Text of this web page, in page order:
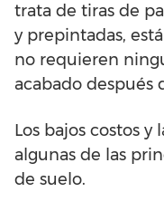
trata de tiras de
y prepintadas,
no requieren
acabado después
Los bajos costos y
algunas de las
de suelo.